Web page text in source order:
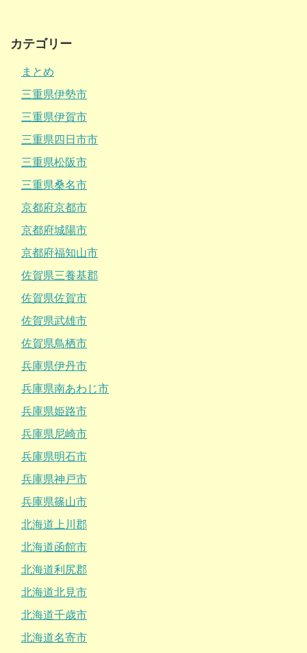
カテゴリー
まとめ
三重県伊勢市
三重県伊賀市
三重県四日市市
三重県松阪市
三重県桑名市
京都府京都市
京都府城陽市
京都府福知山市
佐賀県三養基郡
佐賀県佐賀市
佐賀県武雄市
佐賀県鳥栖市
兵庫県伊丹市
兵庫県南あわじ市
兵庫県姫路市
兵庫県尼崎市
兵庫県明石市
兵庫県神戸市
兵庫県篠山市
北海道上川郡
北海道函館市
北海道利尻郡
北海道北見市
北海道千歳市
北海道名寄市